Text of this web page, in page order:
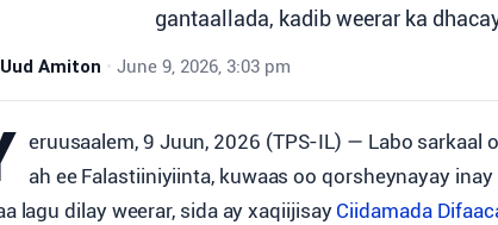
gantaallada, kadib weerar ka
Uud Amiton • June 9, 2026, 3:03 pm
eruusaalem, 9 Juun, 2026 (TPS-IL) — Labo sarkaal
ah ee Falastiiniyiinta, kuwaas oo qorsheynayay
lagu dilay weerar, sida ay xaqiijisay Ciidamada